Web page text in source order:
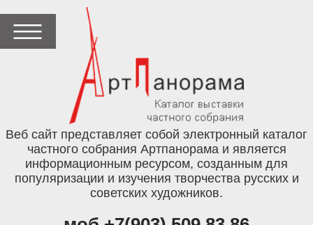
Веб сайт представляет собой электронный каталог
частного собрания Артпанорама и является
информационным ресурсом, созданным для
популяризации и изучения творчества русских и
советских художников.